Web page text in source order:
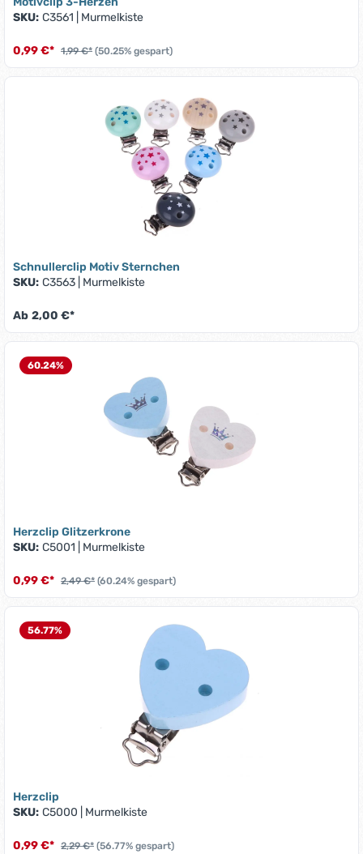
SKU: C3561 Murmelkiste
0,99 €* 1,99 €* (50.25% gespart)
Schnullerclip Motiv Sternchen
SKU: C3563 Murmelkiste
Ab 2,00 €*
60.24%
Herzclip Glitzerkrone
SKU: C5001 Murmelkiste
0,99 €* 2,49 €* (60.24% gespart)
56.77%
Herzclip
SKU: C5000 Murmelkiste
0,99 €* 2,29 €* (56.77% gespart)